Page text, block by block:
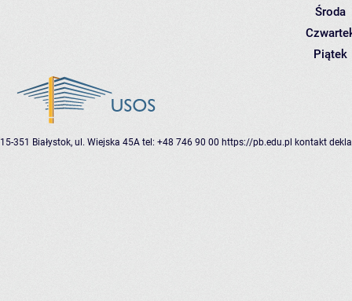
Środa
Piątek
15-351 Białystok, ul. Wiejska 45A tel: +48 746 90 00 https://pb.edu.pl kontakt